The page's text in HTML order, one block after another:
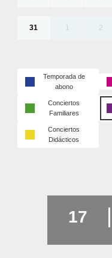
31 1 2
Temporada de
abono
Conciertos
Familiares
Conciertos
Didácticos
17